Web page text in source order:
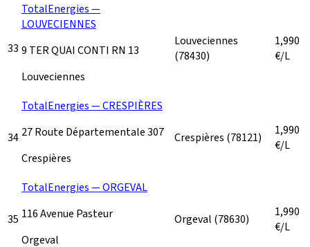
33
TotalEnergies —
LOUVECIENNES
9 TER QUAI CONTI RN 13
Louveciennes
Louveciennes
(78430)
1,990
€/L
34
TotalEnergies — CRESPIÈRES
27 Route Départementale 307
Crespières
Crespières (78121)
1,990
€/L
35
TotalEnergies — ORGEVAL
116 Avenue Pasteur
Orgeval
Orgeval (78630)
1,990
€/L